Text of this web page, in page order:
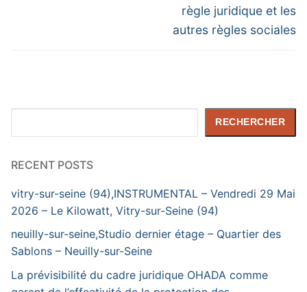
règle juridique et les
autres règles sociales
RECHERCHER
RECENT POSTS
vitry-sur-seine (94),INSTRUMENTAL – Vendredi 29 Mai
2026 – Le Kilowatt, Vitry-sur-Seine (94)
neuilly-sur-seine,Studio dernier étage – Quartier des
Sablons – Neuilly-sur-Seine
La prévisibilité du cadre juridique OHADA comme